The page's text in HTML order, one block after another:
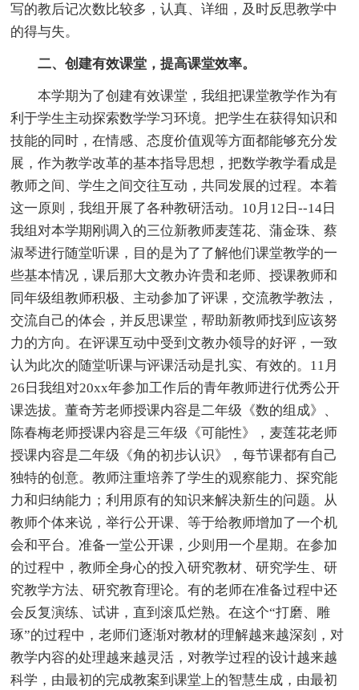
写的教后记次数比较多，认真、详细，及时反思教学中
的得与失。
二、创建有效课堂，提高课堂效率。
本学期为了创建有效课堂，我组把课堂教学作为有
利于学生主动探索数学学习环境。把学生在获得知识和
技能的同时，在情感、态度价值观等方面都能够充分发
展，作为教学改革的基本指导思想，把数学教学看成是
教师之间、学生之间交往互动，共同发展的过程。本着
这一原则，我组开展了各种教研活动。10月12日--14日
我组对本学期刚调入的三位新教师麦莲花、蒲金珠、蔡
淑琴进行随堂听课，目的是为了了解他们课堂教学的一
些基本情况，课后那大文教办许贵和老师、授课教师和
同年级组教师积极、主动参加了评课，交流教学教法，
交流自己的体会，并反思课堂，帮助新教师找到应该努
力的方向。在评课互动中受到文教办领导的好评，一致
认为此次的随堂听课与评课活动是扎实、有效的。11月
26日我组对20xx年参加工作后的青年教师进行优秀公开
课选拔。董奇芳老师授课内容是二年级《数的组成》、
陈春梅老师授课内容是三年级《可能性》，麦莲花老师
授课内容是二年级《角的初步认识》，每节课都有自己
独特的创意。教师注重培养了学生的观察能力、探究能
力和归纳能力；利用原有的知识来解决新生的问题。从
教师个体来说，举行公开课、等于给教师增加了一个机
会和平台。准备一堂公开课，少则用一个星期。在参加
的过程中，教师全身心的投入研究教材、研究学生、研
究教学方法、研究教育理论。有的老师在准备过程中还
会反复演练、试讲，直到滚瓜烂熟。在这个“打磨、雕
琢”的过程中，老师们逐渐对教材的理解越来越深刻，对
教学内容的处理越来越灵活，对教学过程的设计越来越
科学，由最初的完成教案到课堂上的智慧生成，由最初